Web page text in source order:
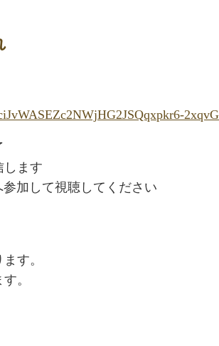
pkr6-
ます
加して視聴してください
す。
。